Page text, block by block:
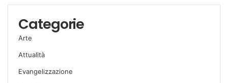
Categorie
Arte
Attualità
Evangelizzazione